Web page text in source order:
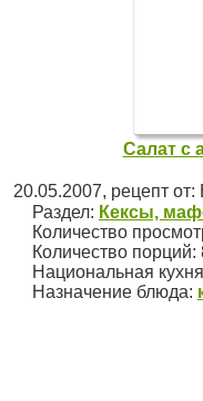
Салат с
20.05.2007, рецепт от:
Раздел: Кексы,
Количество
Количество порций:
Национальная
Назначение блюда: